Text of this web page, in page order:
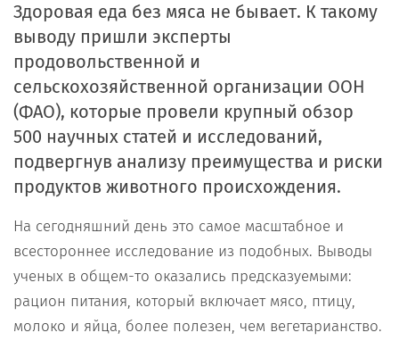
Здоровая еда без мяса не бывает. К такому
выводу пришли эксперты
продовольственной и
сельскохозяйственной организации ООН
(ФАО), которые провели крупный обзор
500 научных статей и исследований,
подвергнув анализу преимущества и риски
продуктов животного происхождения.
На сегодняшний день это самое масштабное и
всестороннее исследование из подобных. Выводы
ученых в общем-то оказались предсказуемыми:
рацион питания, который включает мясо, птицу,
молоко и яйца, более полезен, чем вегетарианство.